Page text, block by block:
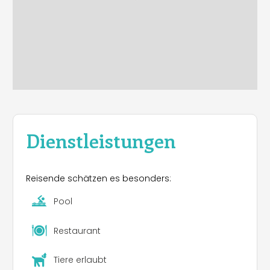
Dienstleistungen
Reisende schätzen es besonders:
Pool
Restaurant
Tiere erlaubt